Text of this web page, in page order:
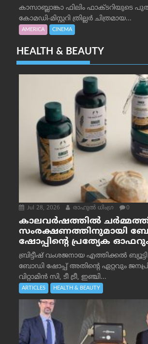
കാസാബ്ലാങ്കാ ഫിലിം ഫാക്ടറിയുടെ
കോമഡി-മിസ്റ്ററി ത്രില്ലർ ചിത്രമായ...
AMERICA CINEMA
HEALTH & BEAUTY
Jul 28, 2026 രാഹുല്‍ ധിംഗ്ര 0
കാലവർഷത്തിൽ
സംരക്ഷണത്തിനുമായി
ഷോപ്പിന്റെ പ്രത്യേക
ബ്രിട്ടീഷ് വംശജനായ എത്തിക്കൽ
ബോഡി ഷോപ്പ് അതിന്റെ ഏറ്റവും
വിറ്റാമിൻ സി, ടീ ട്രീ, ഇഞ്ചി...
ARTICLES HEALTH & BEAUTY